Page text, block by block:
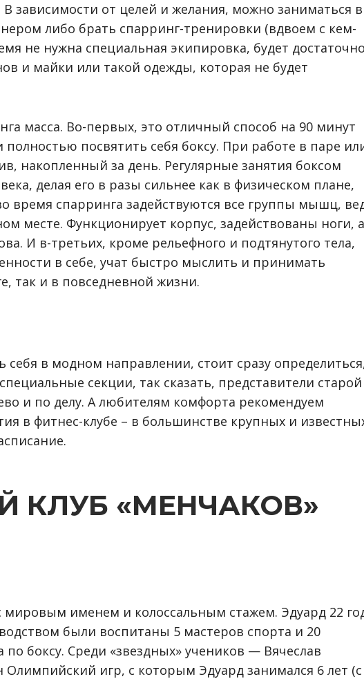
В зависимости от целей и желания, можно заниматься в
либо брать спарринг-тренировки (вдвоем с кем-
не нужна специальная экипировка, будет
и майки или такой одежды, которая не будет
масса. Во-первых, это отличный способ на 90 минут
полностью посвятить себя боксу. При работе в паре
накопленный за день. Регулярные занятия боксом
делая его в разы сильнее как в физическом плане,
время спарринга задействуются все группы мышц,
месте. Функционирует корпус, задействованы ноги, а
И в-третьих, кроме рельефного и подтянутого тела,
в себе, учат быстро мыслить и принимать
так и в повседневной жизни.
в модном направлении, стоит сразу
секции, так сказать, представители старой
и по делу. А любителям комфорта рекомендуем
в фитнес-клубе – в большинстве крупных и
КЛУБ «МЕНЧАКОВ»
именем и колоссальным стажем. Эдуард 22
были воспитаны 5 мастеров спорта и 20
по боксу. Среди «звездных» учеников — Вячеслав
игр, с которым Эдуард занимался 6 лет (с